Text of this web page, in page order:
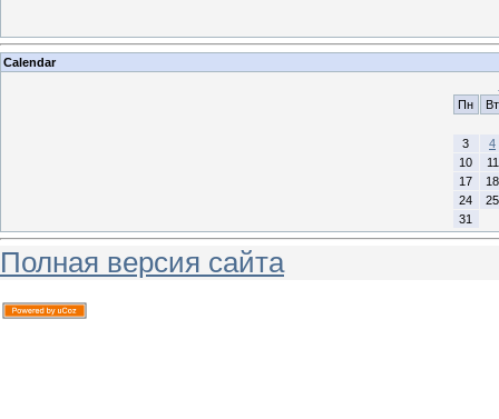
Calendar
Пн
Вт
3
4
10
11
17
18
24
25
31
Полная версия сайта